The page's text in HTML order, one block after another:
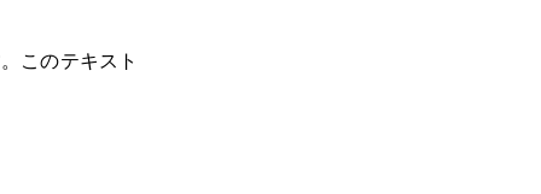
このテキスト